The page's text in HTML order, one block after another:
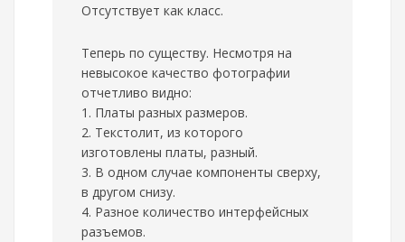
Отсутствует как класс.
Теперь по существу. Несмотря на
невысокое качество фотографии
отчетливо видно:
1. Платы разных размеров.
2. Текстолит, из которого
изготовлены платы, разный.
3. В одном случае компоненты сверху,
в другом снизу.
4. Разное количество интерфейсных
разъемов.